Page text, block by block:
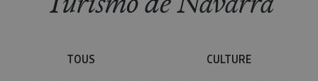
TOUS CULTURE